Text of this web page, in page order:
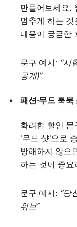
만들어보세요.
멈추게 하는
내용이 궁금한
문구 예시: “시
공개)”
패션·무드 룩북
화려한 할인
'무드 샷'으로
방해하지 않으
하는 것이 중요
문구 예시: “당
위브”